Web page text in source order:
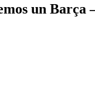
un Barça